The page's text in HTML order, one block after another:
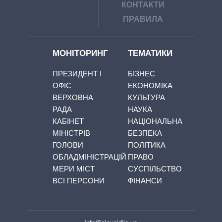
КОНТАКТИ
ПРАВИЛА
МОНІТОРИНГ
ПРЕЗИДЕНТ І
ОФІС
ВЕРХОВНА
РАДА
КАБІНЕТ
МІНІСТРІВ
ГОЛОВИ
ОБЛАДМІНІСТРАЦІЙ
МЕРИ МІСТ
ВСІ ПЕРСОНИ
ТЕМАТИКИ
БІЗНЕС
ЕКОНОМІКА
КУЛЬТУРА
НАУКА
НАЦІОНАЛЬНА
БЕЗПЕКА
ПОЛІТИКА
ПРАВО
СУСПІЛЬСТВО
ФІНАНСИ